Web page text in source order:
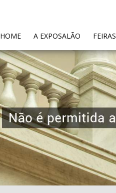
HOME(CURRENT)
A EXPOSALÃO FEIRAS